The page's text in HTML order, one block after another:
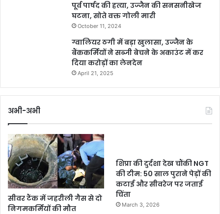
पूर्व पार्षद की हत्या, उज्जैन की सनसनीखेज
घटना, सोते वक्त गोली मारी
October 11, 2024
ग्वालियर ठगी में बड़ा खुलासा, उज्जैन के
बैंककर्मियों ने सब्जी बेचने के अकाउंट में कर
दिया करोड़ों का लेनदेन
April 21, 2025
अभी-अभी
सीवर टैंक में जहरीली गैस से दो
निगमकर्मियों की मौत
शिप्रा की दुर्दशा देख चौंकी NGT
की टीम: 50 साल पुराने पेड़ों की
कटाई और सीवरेज पर जताई
चिंता
March 3, 2026